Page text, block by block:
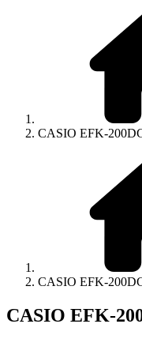
CASIO EFK-
CASIO EFK-
CASIO EFK-